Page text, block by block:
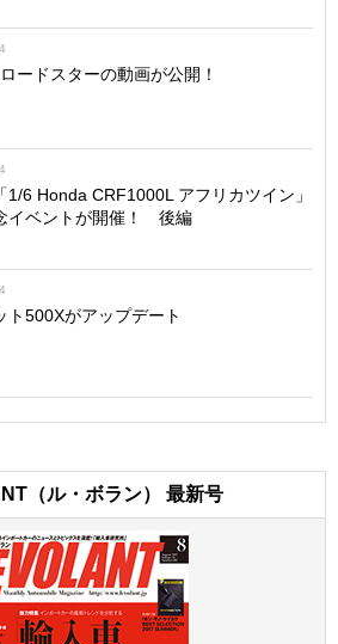
ードスターの動画が公開！
1/6 Honda CRF1000L アフリカツイン」
イベントが開催！ 後編
ト500Xがアップデート
（ル・ボラン） 最新号